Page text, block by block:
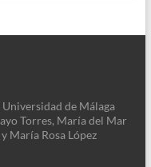
de Málaga
Torres, María del Mar
María Rosa López